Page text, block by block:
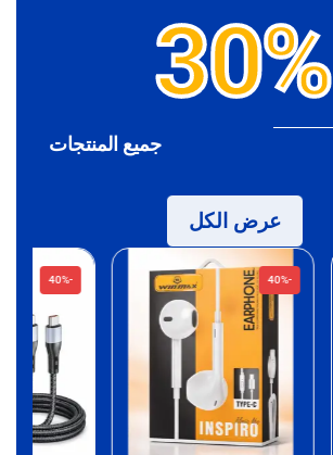
30%
جميع المنتجات
عرض الكل